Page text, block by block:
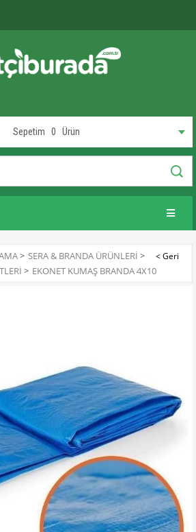
Sepetim 0 Ürün
> SERA & BRANDA ÜRÜNLERI >
> EKONET KUMAŞ BRANDA 4X10